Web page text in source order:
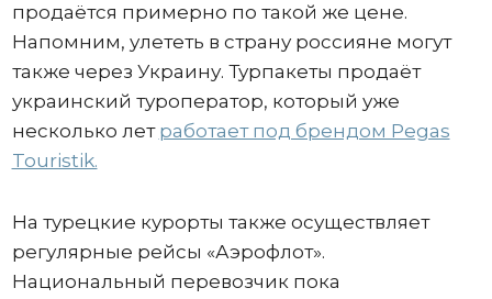
продаётся примерно по такой же цене.
Напомним, улететь в страну россияне могут
также через Украину. Турпакеты продаёт
украинский туроператор, который уже
несколько лет работает под брендом Pegas
Touristik.
На турецкие курорты также осуществляет
регулярные рейсы «Аэрофлот».
Национальный перевозчик пока